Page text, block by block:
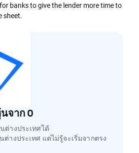
banks to give the lender more time to
sheet.
จาก 0
ต่างประเทศได้
ต่างประเทศ แต่ไม่รู้จะเริ่มจากตรง